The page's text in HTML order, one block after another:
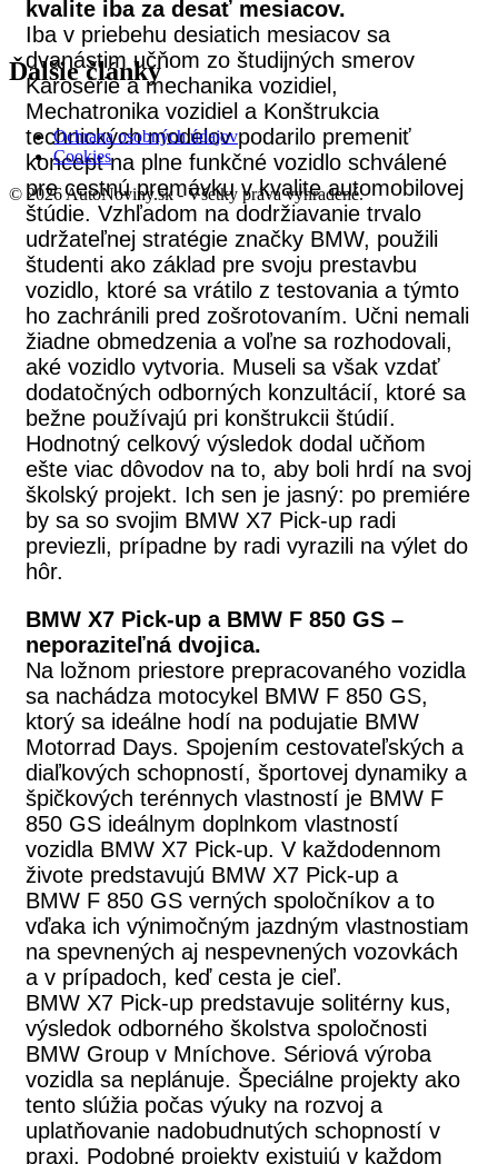
kvalite iba za desať mesiacov.
Iba v priebehu desiatich mesiacov sa
dvanástim učňom zo študijných smerov
Karosérie a mechanika vozidiel,
Mechatronika vozidiel a Konštrukcia
technických modelov podarilo premeniť
koncept na plne funkčné vozidlo schválené
pre cestnú premávku v kvalite automobilovej
štúdie. Vzhľadom na dodržiavanie trvalo
udržateľnej stratégie značky BMW, použili
študenti ako základ pre svoju prestavbu
vozidlo, ktoré sa vrátilo z testovania a týmto
ho zachránili pred zošrotovaním. Učni nemali
žiadne obmedzenia a voľne sa rozhodovali,
aké vozidlo vytvoria. Museli sa však vzdať
dodatočných odborných konzultácií, ktoré sa
bežne používajú pri konštrukcii štúdií.
Hodnotný celkový výsledok dodal učňom
ešte viac dôvodov na to, aby boli hrdí na svoj
školský projekt. Ich sen je jasný: po premiére
by sa so svojim BMW X7 Pick-up radi
previezli, prípadne by radi vyrazili na výlet do
hôr.
BMW X7 Pick-up a BMW F 850 GS –
neporaziteľná dvojica.
Na ložnom priestore prepracovaného vozidla
sa nachádza motocykel BMW F 850 GS,
ktorý sa ideálne hodí na podujatie BMW
Motorrad Days. Spojením cestovateľských a
diaľkových schopností, športovej dynamiky a
špičkových terénnych vlastností je BMW F
850 GS ideálnym doplnkom vlastností
vozidla BMW X7 Pick-up. V každodennom
živote predstavujú BMW X7 Pick-up a
BMW F 850 GS verných spoločníkov a to
vďaka ich výnimočným jazdným vlastnostiam
na spevnených aj nespevnených vozovkách
a v prípadoch, keď cesta je cieľ.
BMW X7 Pick-up predstavuje solitérny kus,
výsledok odborného školstva spoločnosti
BMW Group v Mníchove. Sériová výroba
vozidla sa neplánuje. Špeciálne projekty ako
tento slúžia počas výuky na rozvoj a
uplatňovanie nadobudnutých schopností v
praxi. Podobné projekty existujú v každom
Ďalšie články
Ochrana osobných údajov
Cookies
© 2026 AutoNoviny.sk - Všetky práva vyhradené.